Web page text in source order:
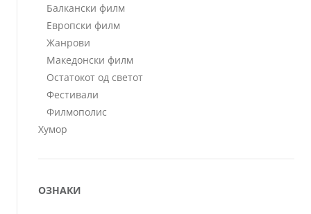
Балкански филм
Европски филм
Жанрови
Македонски филм
Остатокот од светот
Фестивали
Филмополис
Хумор
ОЗНАКИ